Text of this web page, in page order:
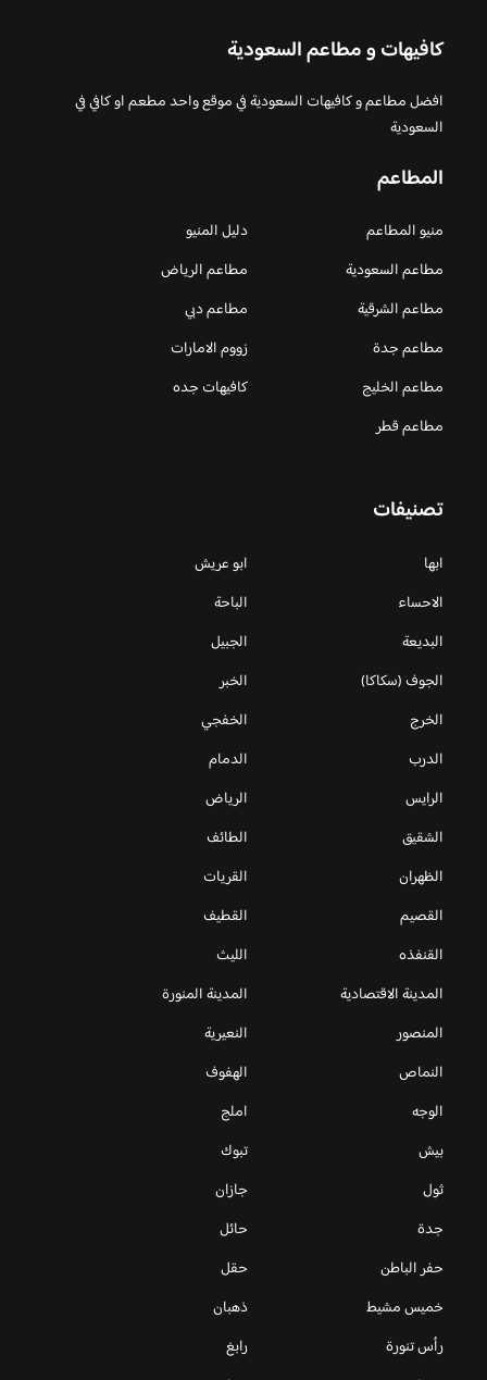
كافيهات و مطاعم السعودية
افضل مطاعم و كافيهات السعودية في موقع واحد مطعم او كافي في
السعودية
المطاعم
منيو المطاعم
دليل المنيو
مطاعم السعودية
مطاعم الرياض
مطاعم الشرقية
مطاعم دبي
مطاعم جدة
زووم الامارات
مطاعم الخليج
كافيهات جده
مطاعم قطر
تصنيفات
ابها
ابو عريش
الاحساء
الباحة
البديعة
الجبيل
الجوف (سكاكا)
الخبر
الخرج
الخفجي
الدرب
الدمام
الرايس
الرياض
الشقيق
الطائف
الظهران
القريات
القصيم
القطيف
القنفذه
الليث
المدينة الاقتصادية
المدينة المنورة
المنصور
النعيرية
النماص
الهفوف
الوجه
املج
بيش
تبوك
ثول
جازان
جدة
حائل
حفر الباطن
حقل
خميس مشيط
ذهبان
رأس تنورة
رابغ